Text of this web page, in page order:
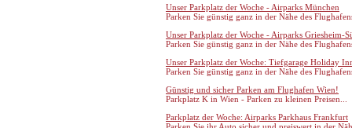
Unser Parkplatz der Woche - Airparks München
Parken Sie günstig ganz in der Nähe des
Unser Parkplatz der Woche - Airparks Griesheim-
Parken Sie günstig ganz in der Nähe des
Unser Parkplatz der Woche: Tiefgarage Holiday
Parken Sie günstig ganz in der Nähe des
Günstig und sicher Parken am Flughafen Wien!
Parkplatz K in Wien - Parken zu kleinen Preisen...
Parkplatz der Woche: Airparks Parkhaus Frankfurt